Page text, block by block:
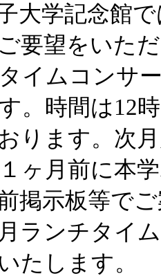
大学記念館
要望をいた
イムコンサ
。時間は12
ります。次
ヶ月前に本
掲示板等で
ランチタイ
たします。